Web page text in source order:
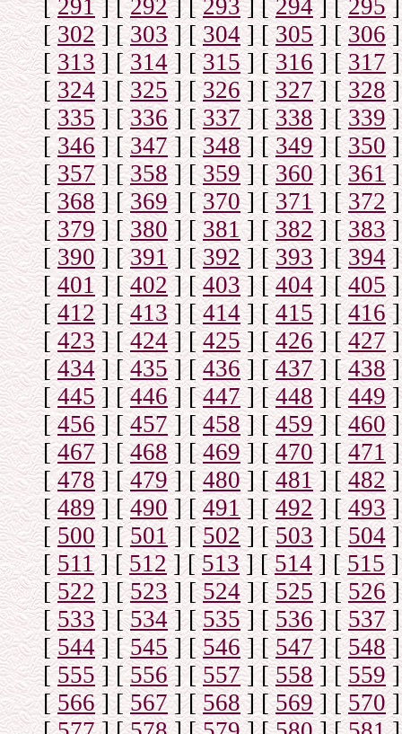
[ 291] [292] [293] [294] [295]
[302] [303] [304] [305] [306]
[313] [314] [315] [316] [ 317]
[324] [325] [326] [327] [328]
[335] [336] [337] [338] [339]
[346] [347] [348] [349] [350]
[357] [358] [359] [360] [361]
[368] [369] [370] [371] [ 372]
[379] [380] [381] [382] [383]
[390] [391] [392] [393] [394]
[401] [402] [403] [404] [405]
[412] [413] [414] [415] [416]
[423] [424] [425] [426] [427]
[434] [435] [ 436] [437] [438]
[445] [446] [447] [448] [449]
[456] [457] [458] [459] [460]
[467] [468] [469] [470] [471]
[478] [479] [480] [481] [482]
[489] [490] [491] [492] [493]
[500] [501] [502] [503] [504]
[511] [512] [513] [514] [515]
[522] [523] [524] [525] [526]
[533] [534] [535] [536] [537]
[544] [545] [546] [547] [548]
[555] [556] [557] [558] [559]
[566] [567] [568] [569] [570]